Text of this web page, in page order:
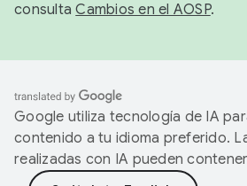
consultaCambios en el AOSP.
Google utiliza tecnología de IA
contenido a tu idioma preferido.
realizadas con IA pueden